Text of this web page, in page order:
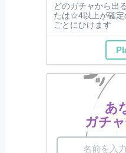
どのガチャから出
たは☆4以上が確定
ごとにひけます
あ
ガチ